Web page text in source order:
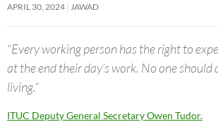
APRIL 30, 2024 JAWAD
“Every working person has the right to
at the end their day’s work. No one should
living.”
ITUC Deputy General Secretary Owen Tudor.